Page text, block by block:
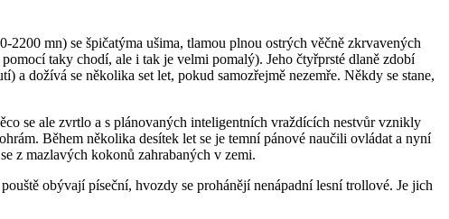
mn) se špičatýma ušima, tlamou plnou ostrých věčně zkrvavených
taky chodí, ale i tak je velmi pomalý). Jeho čtyřprsté dlaně zdobí
a dožívá se několika set let, pokud samozřejmě nezemře. Někdy se stane,
se ale zvrtlo a s plánovaných inteligentních vraždících nestvůr vznikly
Během několika desítek let se je temní pánové naučili ovládat a nyní
z mazlavých kokonů zahrabaných v zemi.
obývají píseční, hvozdy se prohánějí nenápadní lesní trollové. Je jich